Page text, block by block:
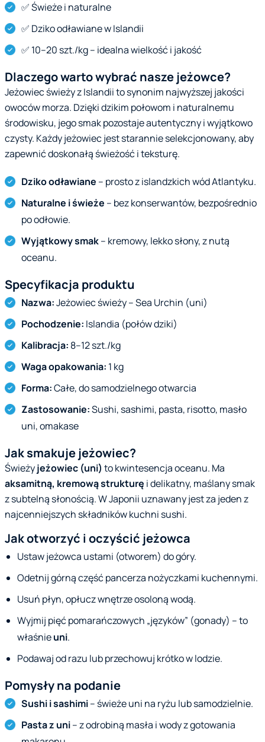
✅ Świeże i naturalne
✅ Dziko odławiane w Islandii
✅ 10–20 szt./kg – idealna wielkość i jakość
Dlaczego warto wybrać nasze jeżowce?
Jeżowiec świeży z Islandii to synonim najwyższej jakości
owoców morza. Dzięki dzikim połowom i naturalnemu
środowisku, jego smak pozostaje autentyczny i wyjątkowo
czysty. Każdy jeżowiec jest starannie selekcjonowany, aby
zapewnić doskonałą świeżość i teksturę.
Dziko odławiane – prosto z islandzkich wód Atlantyku.
Naturalne i świeże – bez konserwantów, bezpośrednio
po odłowie.
Wyjątkowy smak– kremowy, lekko słony, z nutą
oceanu.
Specyfikacja produktu
Nazwa:Jeżowiec świeży – Sea Urchin (uni)
Pochodzenie: Islandia (połów dziki)
Kalibracja: 8–12 szt./kg
Waga opakowania: 1 kg
Forma:Całe, do samodzielnego otwarcia
Zastosowanie:Sushi, sashimi, pasta, risotto, masło
uni, omakase
Jak smakuje jeżowiec?
Świeżyjeżowiec (uni) to kwintesencja oceanu. Ma
aksamitną, kremową strukturę i delikatny, maślany smak
z subtelną słonością. W Japonii uznawany jest za jeden z
najcenniejszych składników kuchni sushi.
Jak otworzyć i oczyścić jeżowca
Ustaw jeżowca ustami (otworem) do góry.
Odetnij górną część pancerza nożyczkami kuchennymi.
Usuń płyn, opłucz wnętrze osoloną wodą.
Wyjmij pięć pomarańczowych „języków” (gonady) – to
właśnieuni.
Podawaj od razu lub przechowuj krótko w lodzie.
Pomysły na podanie
Sushi i sashimi– świeże uni na ryżu lub samodzielnie.
Pasta z uni– z odrobiną masła i wody z gotowania